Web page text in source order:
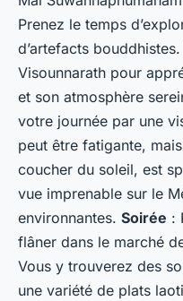
Prenez le temps
d’artefacts
Visounnarath pour
et son atmosphère
votre journée par une
peut être fatigante,
coucher du soleil, est
vue imprenable sur le
environnantes. Soirée :
flâner dans le marché
Vous y trouverez des
une variété de plats